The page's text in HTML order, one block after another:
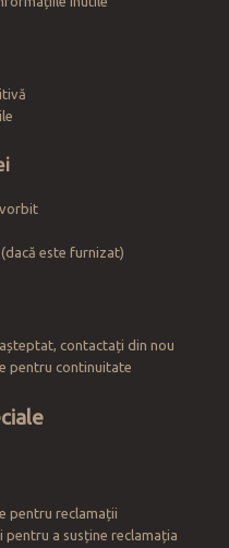
este furnizat)
contactați din nou
pentru continuitate
pentru reclamații
a susține reclamația